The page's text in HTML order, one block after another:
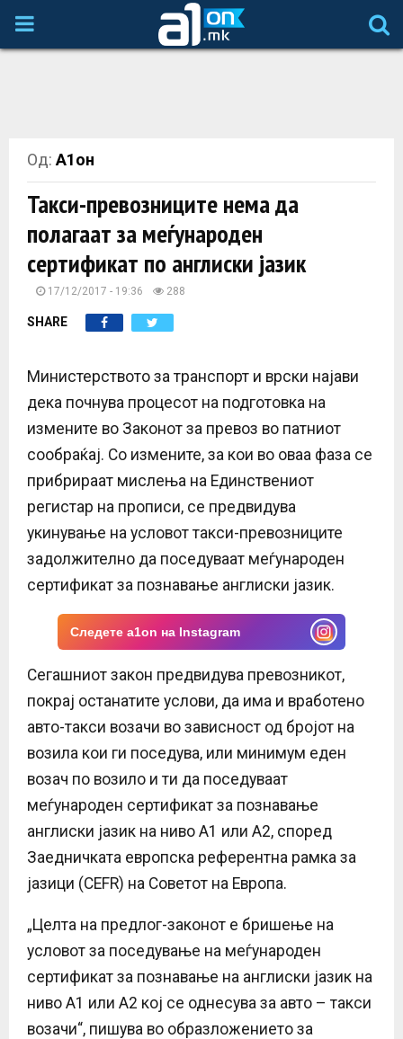
P
M
R
M
N
U
Од: А1он
Такси-превозниците нема да
полагаат за меѓународен
сертификат по англиски јазик
17/12/2017 - 19:36 288
SHARE
Министерството за транспорт и врски најави
дека почнува процесот на подготовка на
измените во Законот за превоз во патниот
сообраќај. Со измените, за кои во оваа фаза се
прибрираат мислења на Единствениот
регистар на прописи, се предвидува
укинување на условот такси-превозниците
задолжително да поседуваат меѓународен
сертификат за познавање англиски јазик.
Следете a1on на Instagram
Сегашниот закон предвидува превозникот,
покрај останатите услови, да има и вработено
авто-такси возачи во зависност од бројот на
возила кои ги поседува, или минимум еден
возач по возило и ти да поседуваат
меѓународен сертификат за познавање
англиски јазик на ниво А1 или А2, според
Заедничката европска референтна рамка за
јазици (CEFR) на Советот на Европа.
„Целта на предлог-законот е бришење на
условот за поседување на меѓународен
сертификат за познавање на англиски јазик на
ниво А1 или А2 кој се однесува за авто – такси
возачи“, пишува во образложението за